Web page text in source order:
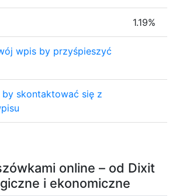
online – od Dixit
i ekonomiczne
1.19%
wpis by przyśpieszyć
by skontaktować się z